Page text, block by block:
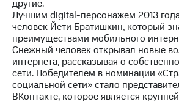
другие.
Лучшим digital-персонажем 2013
человек Йети Братишкин, который
преимуществами мобильного
Снежный человек открывал новые
интернета, рассказывая о
сети. Победителем в номинации
социальной сети» стало
ВКонтакте, которое является